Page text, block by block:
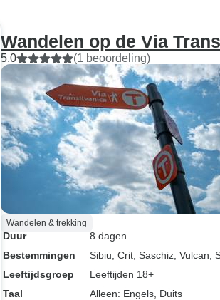
Wandelen op de Via
5,0 (1 beoordeling)
Wandelen & trekking
Duur
8 dagen
Bestemmingen
Sibiu , Crit , Saschiz , Vulcan ,
Leeftijdsgroep
Leeftijden 18+
Taal
Alleen: Engels, Duits